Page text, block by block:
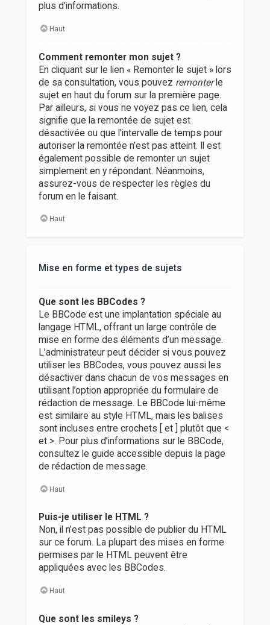
plus d’informations.
Haut
Comment remonter mon sujet ?
En cliquant sur le lien « Remonter le sujet » lors
de sa consultation, vous pouvez remonterle
sujet en haut du forum sur la première page.
Par ailleurs, si vous ne voyez pas ce lien, cela
signifie que la remontée de sujet est
désactivée ou que l’intervalle de temps pour
autoriser la remontée n’est pas atteint. Il est
également possible de remonter un sujet
simplement en y répondant. Néanmoins,
assurez-vous de respecter les règles du
forum en le faisant.
Haut
Mise en forme et types de sujets
Que sont les BBCodes ?
Le BBCode est une implantation spéciale au
langage HTML, offrant un large contrôle de
mise en forme des éléments d’un message.
L’administrateur peut décider si vous pouvez
utiliser les BBCodes, vous pouvez aussi les
désactiver dans chacun de vos messages en
utilisant l’option appropriée du formulaire de
rédaction de message. Le BBCode lui-même
est similaire au style HTML, mais les balises
sont incluses entre crochets [ et ] plutôt que <
et >. Pour plus d’informations sur le BBCode,
consultez le guide accessible depuis la page
de rédaction de message.
Haut
Puis-je utiliser le HTML ?
Non, il n’est pas possible de publier du HTML
sur ce forum. La plupart des mises en forme
permises par le HTML peuvent être
appliquées avec les BBCodes.
Haut
Que sont les smileys ?